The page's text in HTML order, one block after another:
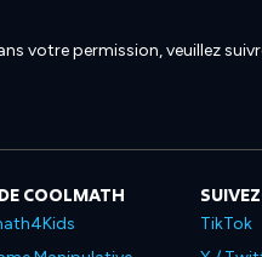
votre permission, veuillez
COOLMATH
TikTok